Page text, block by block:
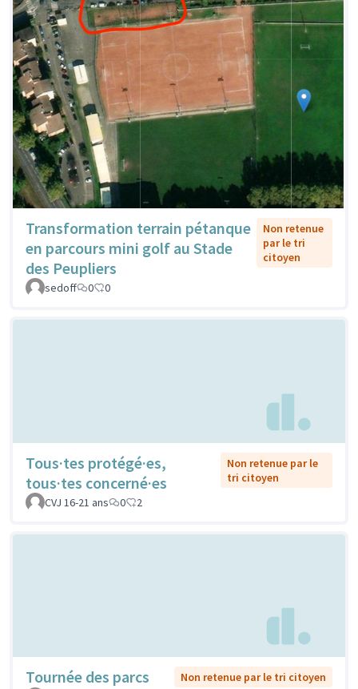
Transformation terrain pétanque
en parcours mini golf au Stade
des Peupliers
Non retenue
par le tri
citoyen
sedoff 0 0
Tous·tes protégé·es,
tous·tes concerné·es
Non retenue par le
tri citoyen
CVJ 16-21 ans
0 2
Tournée des parcs
Non retenue par le tri citoyen